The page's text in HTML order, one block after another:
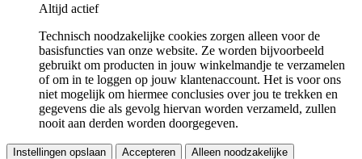
Altijd actief
Technisch noodzakelijke cookies zorgen alleen voor de
basisfuncties van onze website. Ze worden bijvoorbeeld
gebruikt om producten in jouw winkelmandje te verzamelen
of om in te loggen op jouw klantenaccount. Het is voor ons
niet mogelijk om hiermee conclusies over jou te trekken en
gegevens die als gevolg hiervan worden verzameld, zullen
nooit aan derden worden doorgegeven.
Instellingen opslaan Accepteren Alleen noodzakelijke